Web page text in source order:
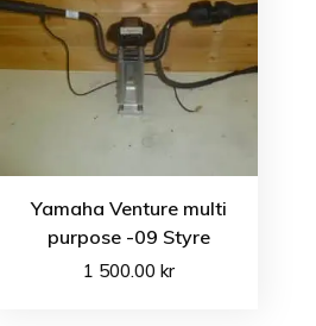
Yamaha Venture multi
purpose -09 Styre
1 500.00 kr